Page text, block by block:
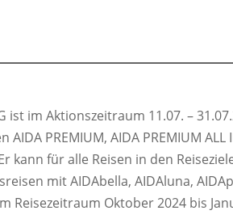
ist im Aktionszeitraum 11.07. –
PREMIUM, AIDA PREMIUM ALL
kann für alle Reisen in den
mit AIDAbella, AIDAluna,
Reisezeitraum Oktober 2024 bis